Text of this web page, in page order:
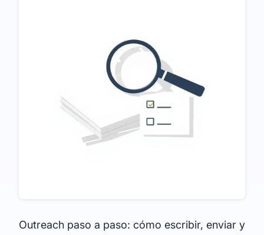
Outreach paso a paso: cómo escribir, enviar y